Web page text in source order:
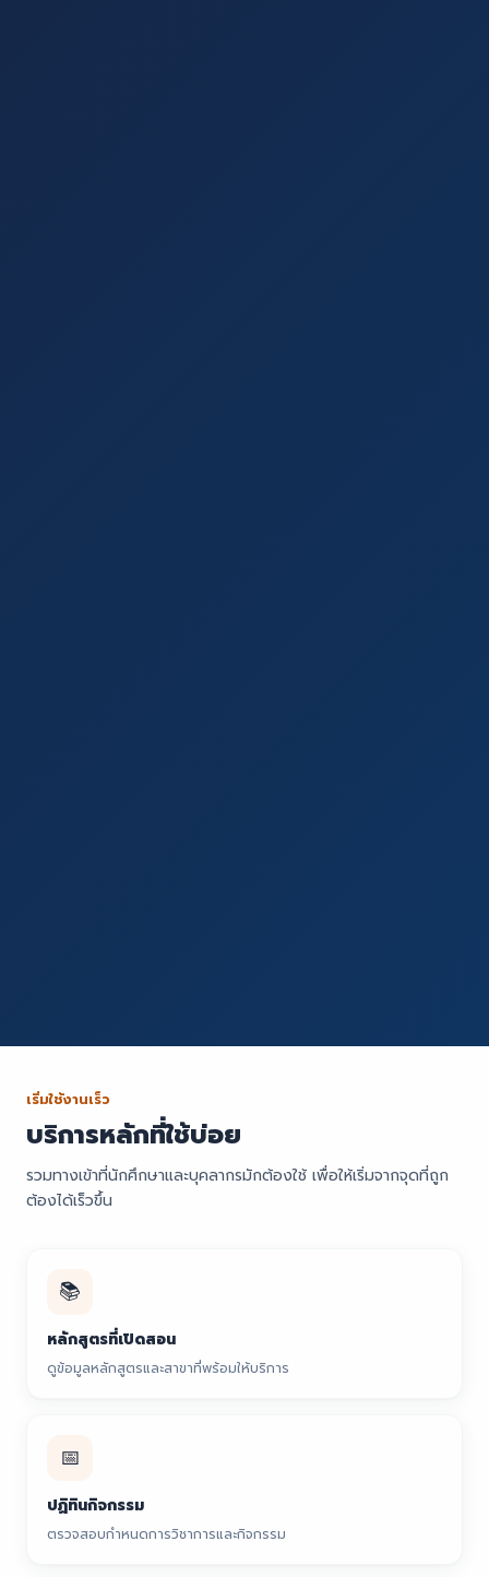
เริ่มใช้งานเร็ว
บริการหลักที่ใช้บ่อย
รวมทางเข้าที่นักศึกษาและบุคลากรมักต้องใช้ เพื่อให้เริ่มจากจุดที่ถูก
ต้องได้เร็วขึ้น
📚
หลักสูตรที่เปิดสอน
ดูข้อมูลหลักสูตรและสาขาที่พร้อมให้บริการ
📅
ปฏิทินกิจกรรม
ตรวจสอบกำหนดการวิชาการและกิจกรรม